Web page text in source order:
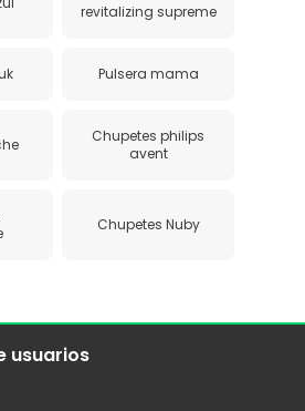
revitalizing supreme
Pulsera mama
Chupetes philips
avent
Chupetes Nuby
usuarios